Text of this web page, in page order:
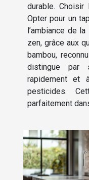
durable.
Opter pour un
l’ambiance de
zen, grâce aux
bambou,
distingue par
rapidement et
pesticides.
parfaitement